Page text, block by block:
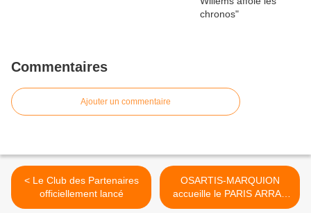
Commentaires
Ajouter un commentaire
< Le Club des Partenaires
officiellement lancé
OSARTIS-MARQUION
accueille le PARIS ARRAS
TOUR >